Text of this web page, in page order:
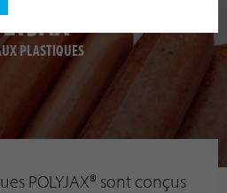
PLASTIQUES
POLYJAX® sont conçus